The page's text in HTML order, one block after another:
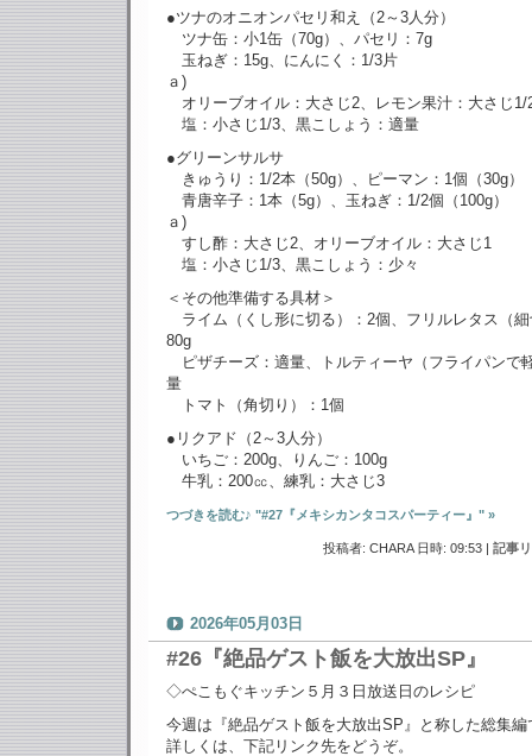
●ツナのオニオンパセリ和え（2～3人分）
ツナ缶：小1缶（70g）、パセリ：7g
玉ねぎ：15g、にんにく：1/3片
ａ)
オリーブオイル：大さじ2、レモン果汁：大さじ1/
塩：小さじ1/3、黒こしょう：適量
●グリーンサルサ
きゅうり：1/2本（50g）、ピーマン：1個（30g）
青唐辛子：1本（5g）、玉ねぎ：1/2個（100g）
ａ)
すし酢：大さじ2、オリーブオイル：大さじ1
塩：小さじ1/3、黒こしょう：少々
＜その他準備する具材＞
ライム（くし形に切る）：2個、フリルレタス（
80g
ピザチーズ：適量、トルティーヤ（フライパンで
量
トマト（角切り）：1個
●リクアド（2～3人分）
いちご：200g、りんご：100g
牛乳：200㏄、練乳：大さじ3
つづきを読む♪ "#27『メキシカンタコスパーティー』" »
投稿者: CHARA 日時: 09:53 | 記事
2026年05月03日
#26『絶品ゲスト飯を大放出SP』
◇ぺこもぐキッチン５月３日放送日のレシピ
今週は『絶品ゲスト飯を大放出SP』と称した総集編
詳しくは、下記リンク先をどうぞ。